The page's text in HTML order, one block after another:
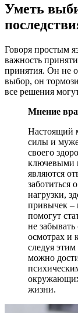
Уметь
Говоря простым
важность
принятия. Он не
выбор, он
все решения
Мнение
Настоящий
силы и
своего
ключевыми
являются
заботиться
нагрузки,
привычек –
помогут
не
осмотрах и
следуя
можно
жизни.